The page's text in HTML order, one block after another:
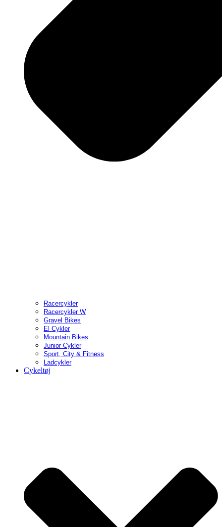
Racercykler
Racercykler W
Gravel Bikes
El Cykler
Mountain Bikes
Junior Cykler
Sport, City & Fitness
Ladcykler
Cykeltøj